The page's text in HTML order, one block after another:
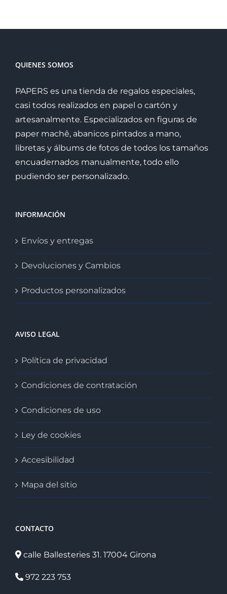
QUIENES SOMOS
PAPERS es una tienda de regalos especiales,
casi todos realizados en papel o cartón y
artesanalmente. Especializados en figuras de
paper machê, abanicos pintados a mano,
libretas y álbums de fotos de todos los tamaños
encuadernados manualmente, todo ello
pudiendo ser personalizado.
INFORMACIÓN
Envíos y entregas
Devoluciones y Cambios
Productos personalizados
AVISO LEGAL
Política de privacidad
Condiciones de contratación
Condiciones de uso
Ley de cookies
Accesibilidad
Mapa del sitio
CONTACTO
calle Ballesteries 31. 17004 Girona
972 223 753